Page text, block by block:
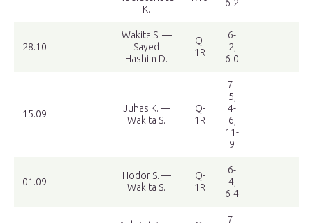
K.
6-2
28.10.
Wakita S. —
Sayed
Hashim D.
Q-
1R
6-
2,
6-0
15.09.
Juhas K. —
Wakita S.
Q-
1R
7-
5,
4-
6,
11-
9
01.09.
Hodor S. —
Wakita S.
Q-
1R
6-
4,
6-4
7-